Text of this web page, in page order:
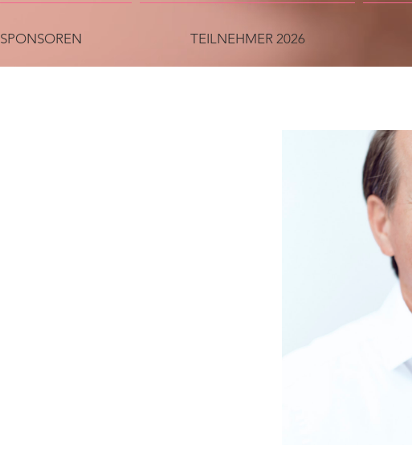
SPONSOREN TEILNEHMER 2026